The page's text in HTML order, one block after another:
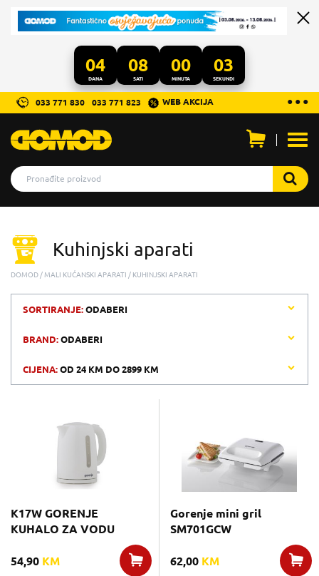
04
DANA
08
SATI
00
MINUTA
03
SEKUNDI
...
● ● ●
033 771 830 033 771 823 WEB AKCIJA
Kuhinjski aparati
DOMOD MALI KUĆANSKI APARATI KUHINJSKI APARATI
SORTIRANJE:ODABERI
BRAND:ODABERI
CIJENA:OD 24 KM DO2899 KM
K17W GORENJE
KUHALO ZA VODU
54,90 KM
Gorenje mini gril
SM701GCW
62,00 KM